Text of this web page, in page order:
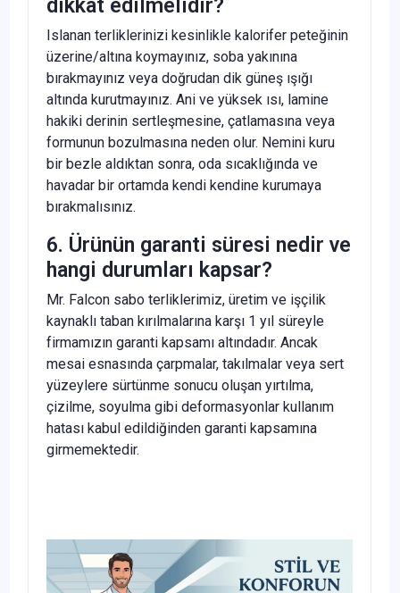
dikkat edilmelidir?
Islanan terliklerinizi kesinlikle kalorifer peteğinin
üzerine/altına koymayınız, soba yakınına
bırakmayınız veya doğrudan dik güneş ışığı
altında kurutmayınız. Ani ve yüksek ısı, lamine
hakiki derinin sertleşmesine, çatlamasına veya
formunun bozulmasına neden olur. Nemini kuru
bir bezle aldıktan sonra, oda sıcaklığında ve
havadar bir ortamda kendi kendine kurumaya
bırakmalısınız.
6. Ürünün garanti süresi nedir ve
hangi durumları kapsar?
Mr. Falcon sabo terliklerimiz, üretim ve işçilik
kaynaklı taban kırılmalarına karşı 1 yıl süreyle
firmamızın garanti kapsamı altındadır. Ancak
mesai esnasında çarpmalar, takılmalar veya sert
yüzeylere sürtünme sonucu oluşan yırtılma,
çizilme, soyulma gibi deformasyonlar kullanım
hatası kabul edildiğinden garanti kapsamına
girmemektedir.